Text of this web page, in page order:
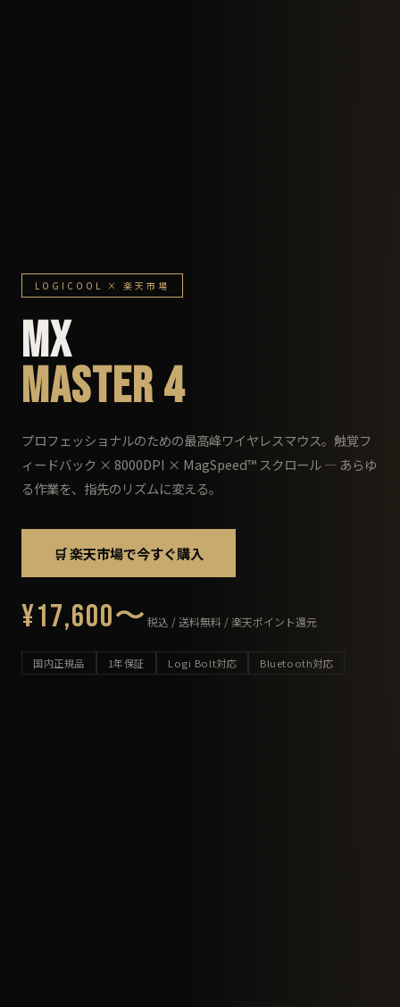
LOGICOOL × 楽天市場
MX
MASTER 4
プロフェッショナルのための最高峰ワイヤレスマウス。触覚フ
ィードバック × 8000DPI × MagSpeed™ スクロール — あらゆ
る作業を、指先のリズムに変える。
🛒 楽天市場で今すぐ購入
¥17,600〜 税込 / 送料無料 / 楽天ポイント還元
国内正規品 1年保証 Logi Bolt対応 Bluetooth対応